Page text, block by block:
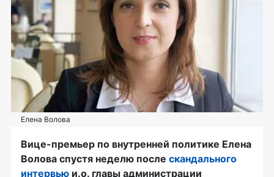
Елена Волова
Вице-премьер по внутренней политике Елена
Волова спустя неделю после скандального
интервью и.о. главы администрации